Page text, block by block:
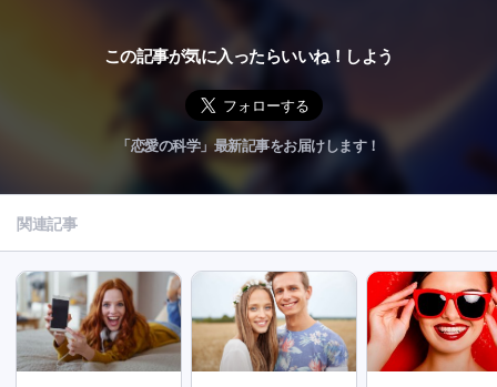
この記事が気に入ったらいいね！しよう
「恋愛の科学」最新記事をお届けします！
関連記事